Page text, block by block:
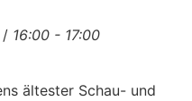
/ 16:00 - 17:00
ältester Schau- und